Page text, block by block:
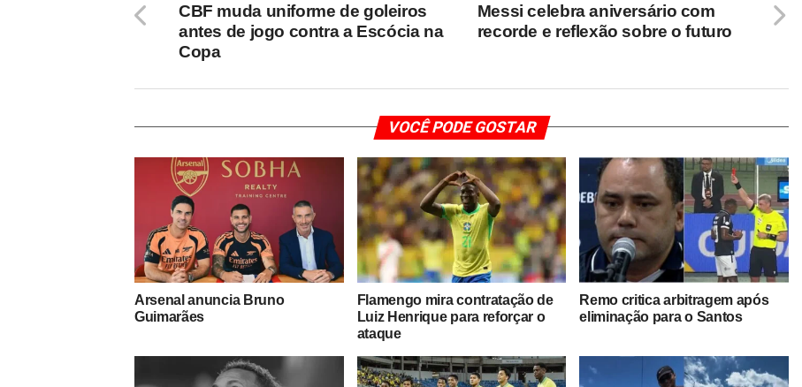
Messi celebra aniversário com
recorde e reflexão sobre o futuro
CBF muda uniforme de goleiros
antes de jogo contra a Escócia na
Copa
VOCÊ PODE GOSTAR
Arsenal anuncia Bruno
Guimarães
Flamengo mira contratação de
Luiz Henrique para reforçar o
ataque
Remo critica arbitragem após
eliminação para o Santos